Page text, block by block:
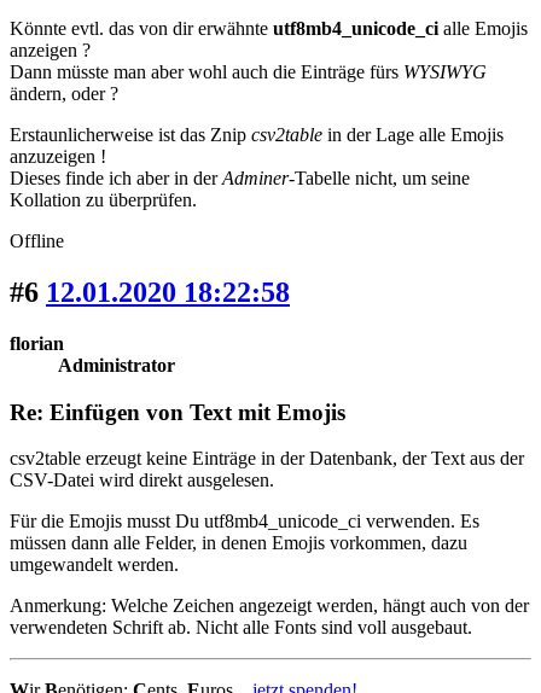
Könnte evtl. das von dir erwähnte utf8mb4_unicode_ci alle Emojis
anzeigen ?
Dann müsste man aber wohl auch die Einträge fürs WYSIWYG
ändern, oder ?
Erstaunlicherweise ist das Znip csv2table in der Lage alle Emojis
anzuzeigen !
Dieses finde ich aber in derAdminer-Tabelle nicht, um seine
Kollation zu überprüfen.
Offline
#6 12.01.2020 18:22:58
florian
Administrator
Re: Einfügen von Text mit Emojis
csv2table erzeugt keine Einträge in der Datenbank, der Text aus der
CSV-Datei wird direkt ausgelesen.
Für die Emojis musst Du utf8mb4_unicode_ci verwenden. Es
müssen dann alle Felder, in denen Emojis vorkommen, dazu
umgewandelt werden.
Anmerkung: Welche Zeichen angezeigt werden, hängt auch von der
verwendeten Schrift ab. Nicht alle Fonts sind voll ausgebaut.